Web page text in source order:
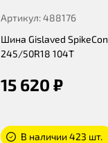
Артикул: 488176
Шина Gislaved
245/50R18 104T
15 620 ₽
В наличии 423 шт.